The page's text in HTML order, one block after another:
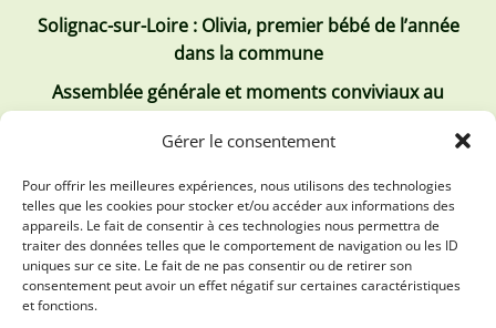
Gérer le consentement
Pour offrir les meilleures expériences, nous utilisons des technologies
telles que les cookies pour stocker et/ou accéder aux informations des
appareils. Le fait de consentir à ces technologies nous permettra de
traiter des données telles que le comportement de navigation ou les ID
uniques sur ce site. Le fait de ne pas consentir ou de retirer son
consentement peut avoir un effet négatif sur certaines caractéristiques
et fonctions.
Solignac-sur-Loire : Olivia, premier bébé de l’année
dans la commune
Assemblée générale et moments conviviaux au
Les derniers comptes rendus
Conseil municipal 2 juillet 2026
Conseil Municipal du 30 avril 2026